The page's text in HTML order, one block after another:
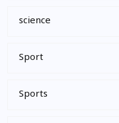
science
Sport
Sports